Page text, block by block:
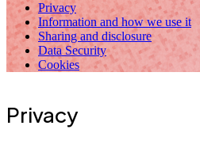
Privacy
Information and how we use it
Sharing and disclosure
Data Security
Cookies
Privacy